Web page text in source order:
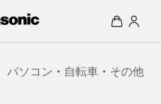
パソコン ・ 自転車 ・ その他